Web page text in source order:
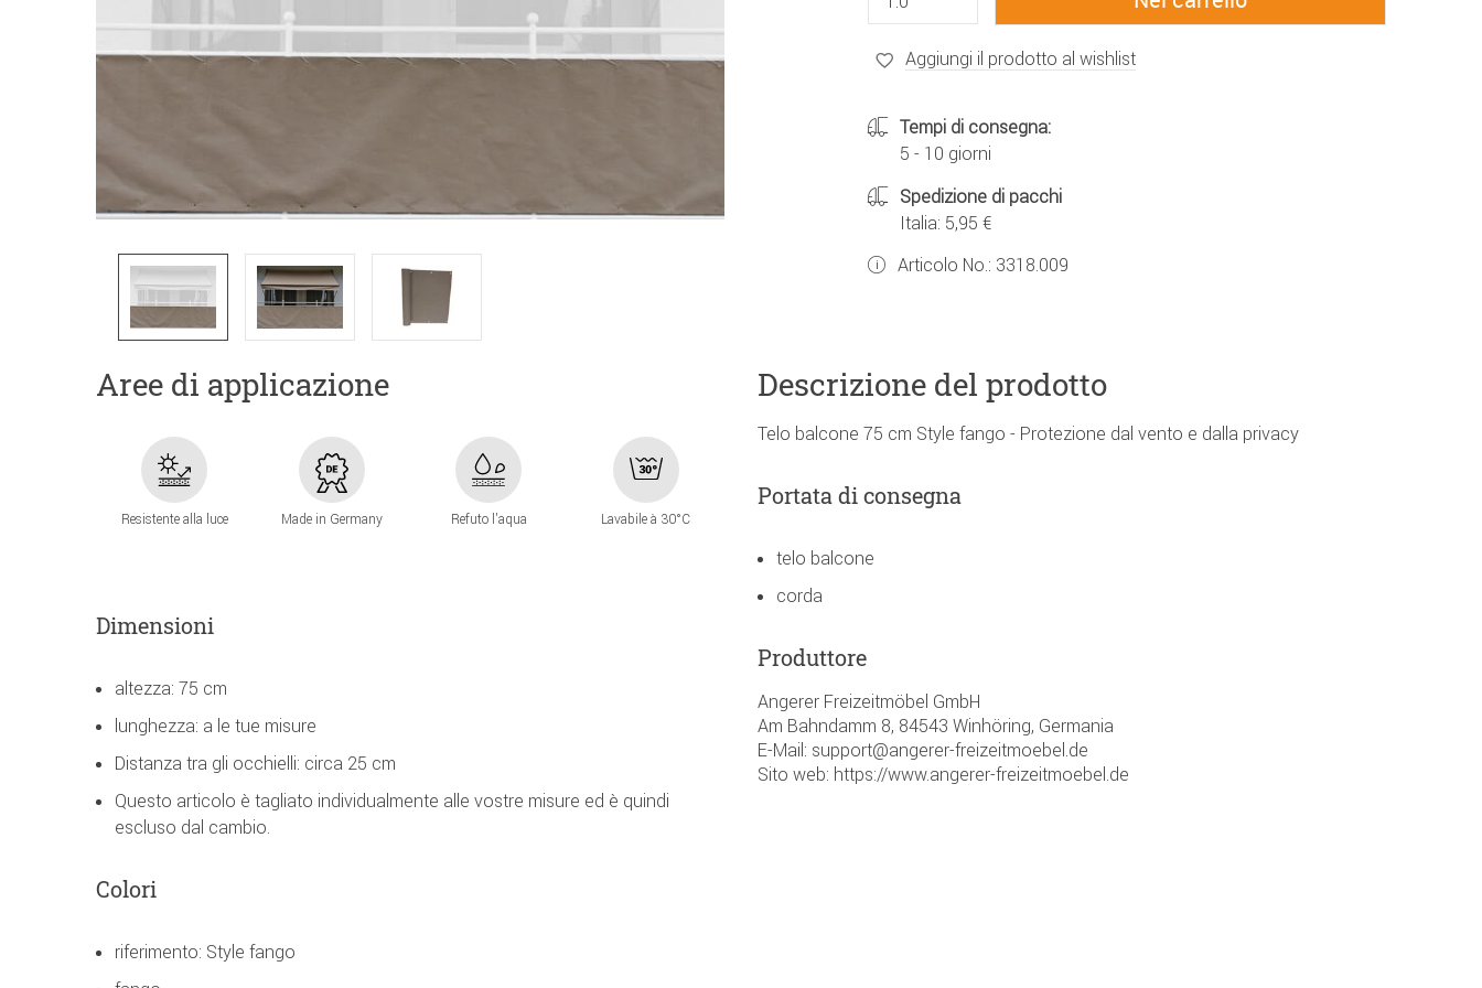
Aggiungi il prodotto al wishlist
Tempi di consegna:
5 - 10 giorni
Spedizione di pacchi
Italia: 5,95 €
Articolo No.: 3318.009
Aree di applicazione
Resistente alla luce Made in Germany Refuto l'aqua Lavabile à 30°C
Dimensioni
altezza: 75 cm
lunghezza: a le tue misure
Distanza tra gli occhielli: circa 25 cm
Questo articolo è tagliato individualmente alle vostre misure ed è quindi
escluso dal cambio.
Colori
riferimento: Style fango
Descrizione del prodotto
Telo balcone 75 cm Style fango - Protezione dal vento e dalla privacy
Portata di consegna
telo balcone
corda
Produttore
Angerer Freizeitmöbel GmbH
Am Bahndamm 8, 84543 Winhöring, Germania
E-Mail: support@angerer-freizeitmoebel.de
Sito web: https://www.angerer-freizeitmoebel.de